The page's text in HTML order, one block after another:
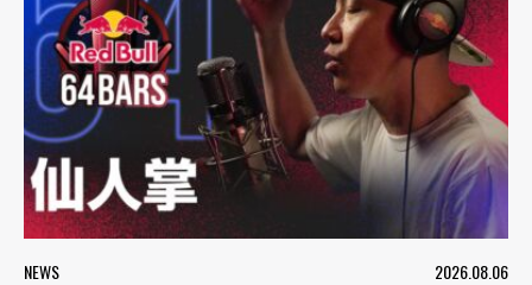
NEWS 2026.08.06